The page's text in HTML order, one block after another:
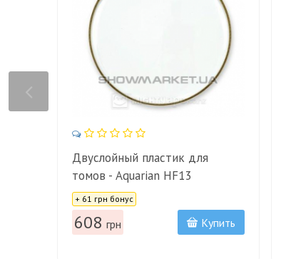
Двуслойный пластик для
томов - Aquarian HF13
Цена:
+ 61 грн бонус
608 грн Купить